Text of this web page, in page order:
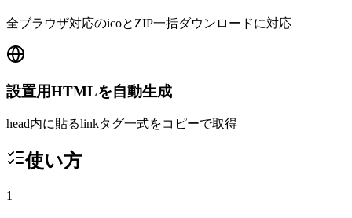
全ブラウザ対応のicoとZIP一括ダウンロードに対応
設置用HTMLを自動生成
head内に貼るlinkタグ一式をコピーで取得
使い方
1